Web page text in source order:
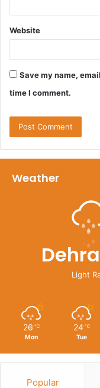
Website
Save my name,
time I comment.
Weather
Light
26 ℃
Mon
24 ℃
Tue
Popular